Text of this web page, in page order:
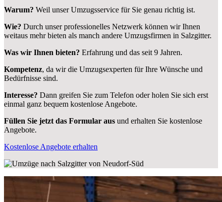
Warum? Weil unser Umzugsservice für Sie genau richtig ist.
Wie? Durch unser professionelles Netzwerk können wir Ihnen
weitaus mehr bieten als manch andere Umzugsfirmen in Salzgitter.
Was wir Ihnen bieten? Erfahrung und das seit 9 Jahren.
Kompetenz, da wir die Umzugsexperten für Ihre Wünsche und
Bedürfnisse sind.
Interesse? Dann greifen Sie zum Telefon oder holen Sie sich erst
einmal ganz bequem kostenlose Angebote.
Füllen Sie jetzt das Formular aus und erhalten Sie kostenlose
Angebote.
Kostenlose Angebote erhalten